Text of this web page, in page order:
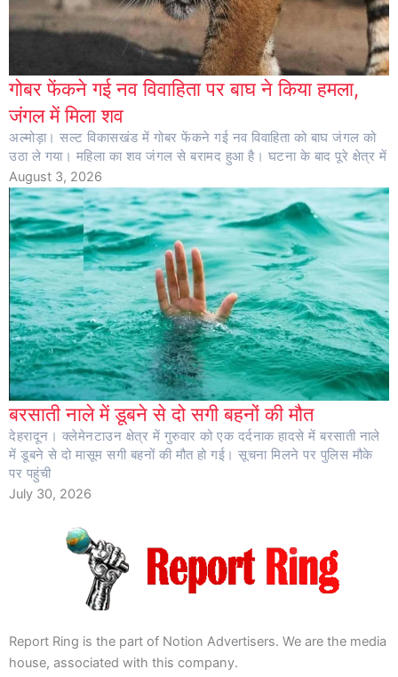
गोबर फेंकने गई नव विवाहिता पर बाघ ने किया हमला,
जंगल में मिला शव
अल्मोड़ा। सल्ट विकासखंड में गोबर फेंकने गई नव विवाहिता को बाघ जंगल को
उठा ले गया। महिला का शव जंगल से बरामद हुआ है। घटना के बाद पूरे क्षेत्र में
August 3, 2026
बरसाती नाले में डूबने से दो सगी बहनों की मौत
देहरादून। क्लेमेनटाउन क्षेत्र में गुरुवार को एक दर्दनाक हादसे में बरसाती नाले
में डूबने से दो मासूम सगी बहनों की मौत हो गई। सूचना मिलने पर पुलिस मौके
पर पहुंची
July 30, 2026
Report Ring is the part of Notion Advertisers. We are the media
house, associated with this company.